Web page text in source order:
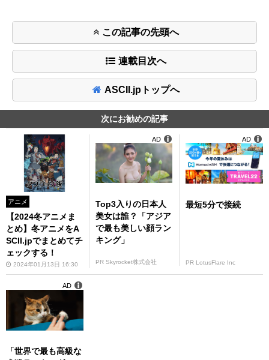
この記事の先頭へ
連載目次へ
ASCII.jpトップへ
次にお勧めの記事
アニメ
【2024冬アニメま
とめ】冬アニメをA
SCII.jpでまとめてチ
ェックする！
2024年01月13日 16:30
Top3入りの日本人
美女は誰？「アジア
で最も美しい顔ラン
キング」
PR Skyrocket株式会社
AD
最短5分で接続
PR LotusFlare Inc
AD
「世界で最も高級な
AD